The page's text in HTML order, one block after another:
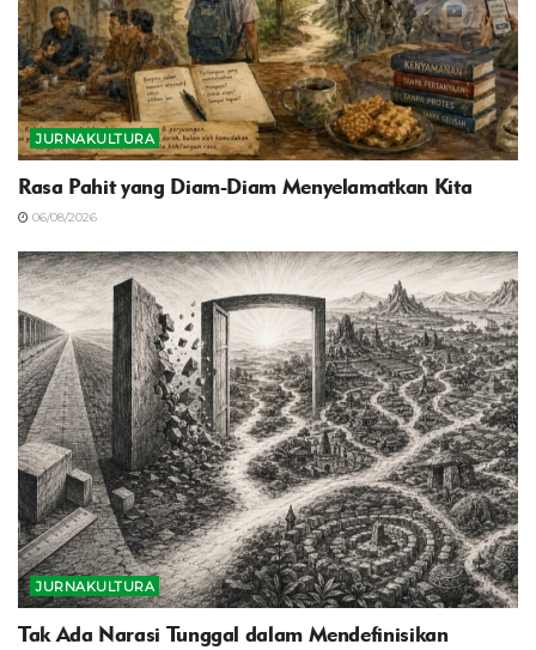
JURNAKULTURA
Rasa Pahit yang Diam-Diam Menyelamatkan Kita
06/08/2026
JURNAKULTURA
Tak Ada Narasi Tunggal dalam Mendefinisikan